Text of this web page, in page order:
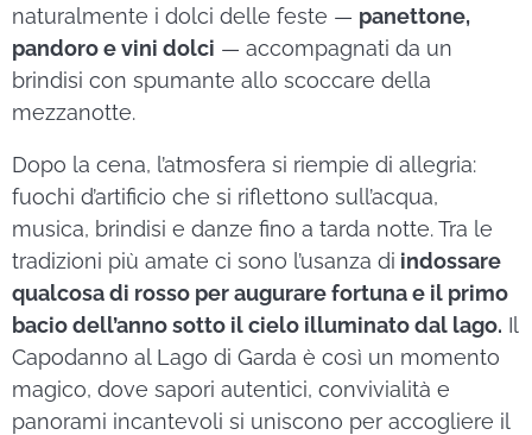
naturalmente i dolci delle feste — panettone,
pandoro e vini dolci — accompagnati da un
brindisi con spumante allo scoccare della
mezzanotte.
Dopo la cena, l’atmosfera si riempie di allegria:
fuochi d’artificio che si riflettono sull’acqua,
musica, brindisi e danze fino a tarda notte. Tra le
tradizioni più amate ci sono l’usanza di indossare
qualcosa di rosso per augurare fortuna e il primo
bacio dell’anno sotto il cielo illuminato dal lago. Il
Capodanno al Lago di Garda è così un momento
magico, dove sapori autentici, convivialità e
panorami incantevoli si uniscono per accogliere il